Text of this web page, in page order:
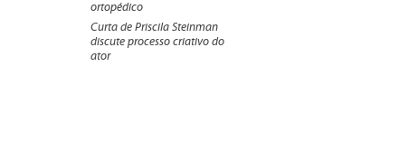
ortopédico
Curta de Priscila Steinman
discute processo criativo do
ator